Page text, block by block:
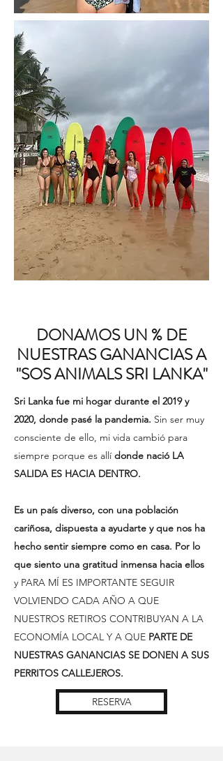
DONAMOS UN % DE
NUESTRAS GANANCIAS A
"SOS ANIMALS SRI LANKA"
Sri Lanka fue mi hogar durante el 2019 y
2020, donde pasé la pandemia. Sin ser muy
consciente de ello, mi vida cambió para
siempre porque es allídonde nació LA
SALIDA ES HACIA DENTRO.
Es un país diverso, con una población
cariñosa, dispuesta a ayudarte y que nos ha
hecho sentir siempre como en casa. Por lo
que siento una gratitud inmensa hacia ellos
y PARA MÍ ES IMPORTANTE SEGUIR
VOLVIENDO CADA AÑO A QUE
NUESTROS RETIROS CONTRIBUYAN A LA
ECONOMÍA LOCAL Y A QUE PARTE DE
NUESTRAS GANANCIAS SE DONEN A SUS
PERRITOS CALLEJEROS.
RESERVA